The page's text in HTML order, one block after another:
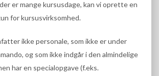
er mange kursusdage, kan vi oprette en
for kursusvirksomhed.
ikke personale, som ikke er under
og som ikke indgår i den almindelige
har en specialopgave (f.eks.